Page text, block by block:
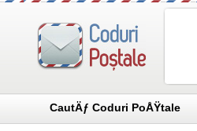
CautÄƒ Coduri PoÅŸtale